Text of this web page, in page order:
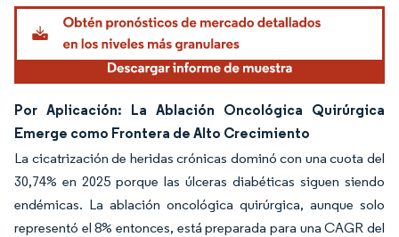
Imagen © Mordor Intelligence. El uso requiere atribución según CC BY 4.0.
Por Aplicación: La Ablación Oncológica Quirúrgica
Emerge como Frontera de Alto Crecimiento
La cicatrización de heridas crónicas dominó con una cuota del
30,74% en 2025 porque las úlceras diabéticas siguen siendo
endémicas. La ablación oncológica quirúrgica, aunque solo
representó el 8% entonces, está preparada para una CAGR del